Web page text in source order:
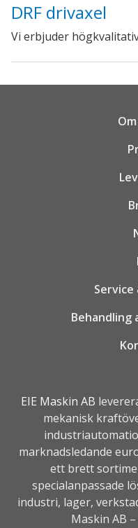
DRF drivaxel
Vi erbjuder
EIE Maskin AB
mekanisk
marknadsledande
ett brett
specialanpassade
industri, lager,
Maskin AB